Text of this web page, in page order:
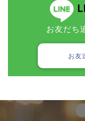
お友だち
お友